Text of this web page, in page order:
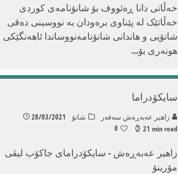
خەڵاتی دانا ڕەئووف بۆ شانۆنامەی کوردی
خەڵاتێک لە پێناوی برەودان بە نووسینی دەقی
شانۆیی و هاندانی شانۆنامەنووساندا ئاهەنگێکی
هونەری بۆ...
سایکۆدراما
زاهیر عه‌به‌ڕه‌ش سه‌فه‌ر شانۆ
28/03/2021
21 min read
0
زاهیر عەبەڕەش - سایکۆدرامای جاکۆب لیڤی
مۆرینۆ